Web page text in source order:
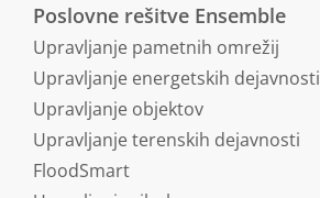
Poslovne rešitve Ensemble
Upravljanje pametnih omrežij
Upravljanje energetskih dejavnosti
Upravljanje objektov
Upravljanje terenskih dejavnosti
FloodSmart